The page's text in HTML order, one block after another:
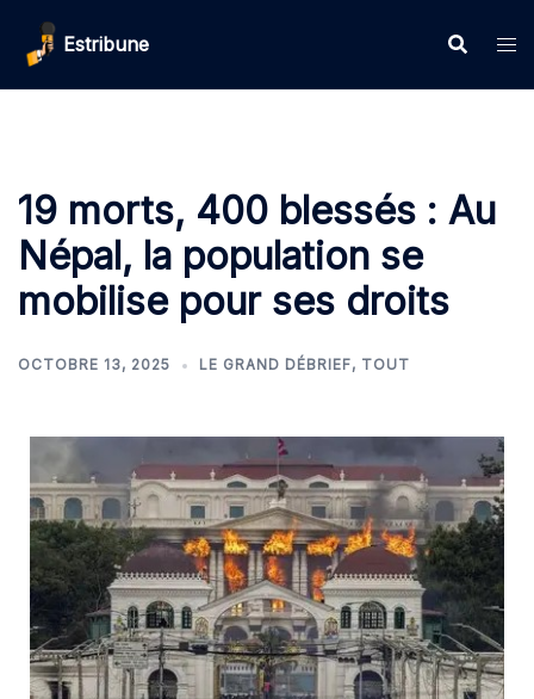
Estribune
19 morts, 400 blessés : Au
Népal, la population se
mobilise pour ses droits
OCTOBRE 13, 2025 LE GRAND DÉBRIEF, TOUT